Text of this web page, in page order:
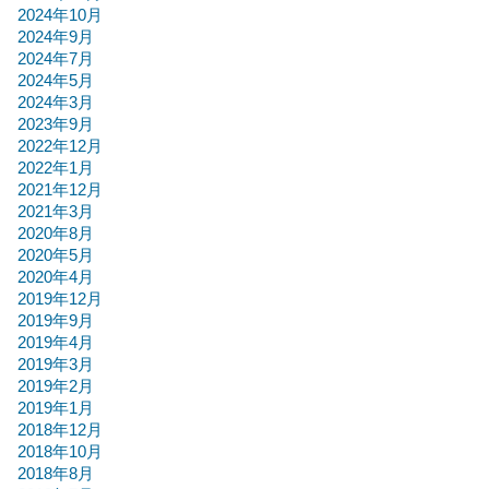
2024年10月
2024年9月
2024年7月
2024年5月
2024年3月
2023年9月
2022年12月
2022年1月
2021年12月
2021年3月
2020年8月
2020年5月
2020年4月
2019年12月
2019年9月
2019年4月
2019年3月
2019年2月
2019年1月
2018年12月
2018年10月
2018年8月